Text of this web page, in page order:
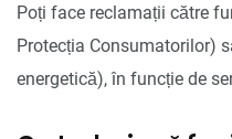
Poți face reclamații către
Protecția Consumatorilor)
energetică), în funcție de